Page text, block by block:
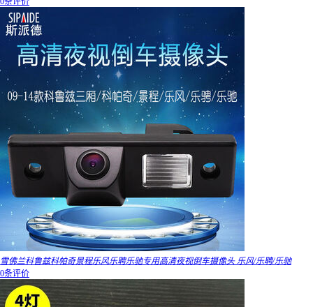
雪佛兰科鲁兹科帕奇景程乐风乐聘乐驰专用高清夜视倒车摄像头 乐风/乐聘/乐驰
0条评价